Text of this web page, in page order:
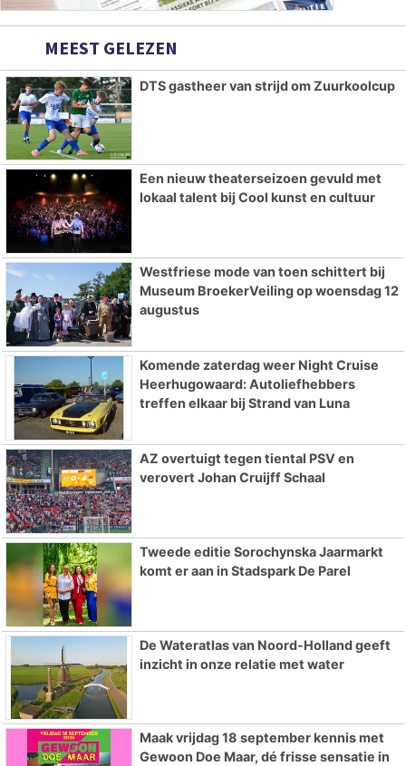
MEEST GELEZEN
DTS gastheer van strijd om Zuurkoolcup
Een nieuw theaterseizoen gevuld met
lokaal talent bij Cool kunst en cultuur
Westfriese mode van toen schittert bij
Museum BroekerVeiling op woensdag 12
augustus
Komende zaterdag weer Night Cruise
Heerhugowaard: Autoliefhebbers
treffen elkaar bij Strand van Luna
AZ overtuigt tegen tiental PSV en
verovert Johan Cruijff Schaal
Tweede editie Sorochynska Jaarmarkt
komt er aan in Stadspark De Parel
De Wateratlas van Noord-Holland geeft
inzicht in onze relatie met water
Maak vrijdag 18 september kennis met
Gewoon Doe Maar, dé frisse sensatie in